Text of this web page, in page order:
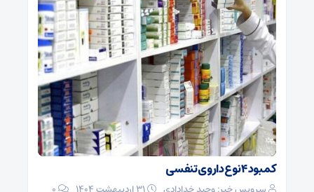
کمبود ۴ نوع داروی تنفسی